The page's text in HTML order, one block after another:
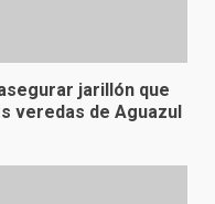
jarillón que
veredas de Aguazul